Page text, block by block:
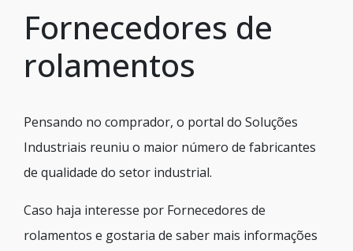
Fornecedores de
rolamentos
Pensando no comprador, o portal do Soluções
Industriais reuniu o maior número de fabricantes
de qualidade do setor industrial.
Caso haja interesse por Fornecedores de
rolamentos e gostaria de saber mais informações